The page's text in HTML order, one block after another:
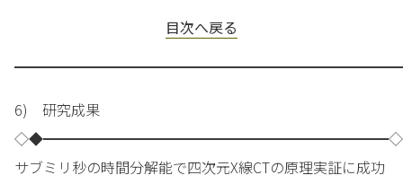
目次へ戻る
6) 研究成果
サブミリ秒の時間分解能で四次元X線CTの原理実証に成功